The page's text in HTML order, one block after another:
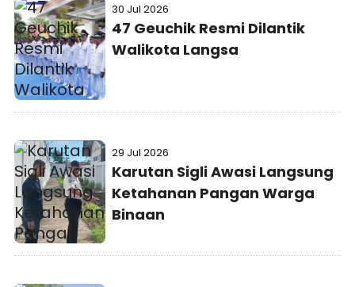
30 Jul 2026
47 Geuchik Resmi Dilantik
Walikota Langsa
29 Jul 2026
Karutan Sigli Awasi Langsung
Ketahanan Pangan Warga
Binaan